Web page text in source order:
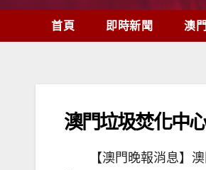
首頁 即時新聞 澳
澳門垃圾焚化中
【澳門晚報消息】